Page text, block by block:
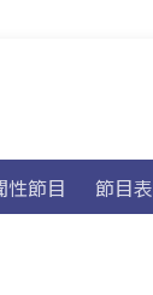
性節目 節目表